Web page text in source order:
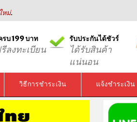
หม่.
บ 199 บาท
ลงทะเบียน
รับประกันได้ชัวร์
ได้รับสินค้า
แน่นอน
วิธีการชำระเงิน แจ้งชำระเงิน